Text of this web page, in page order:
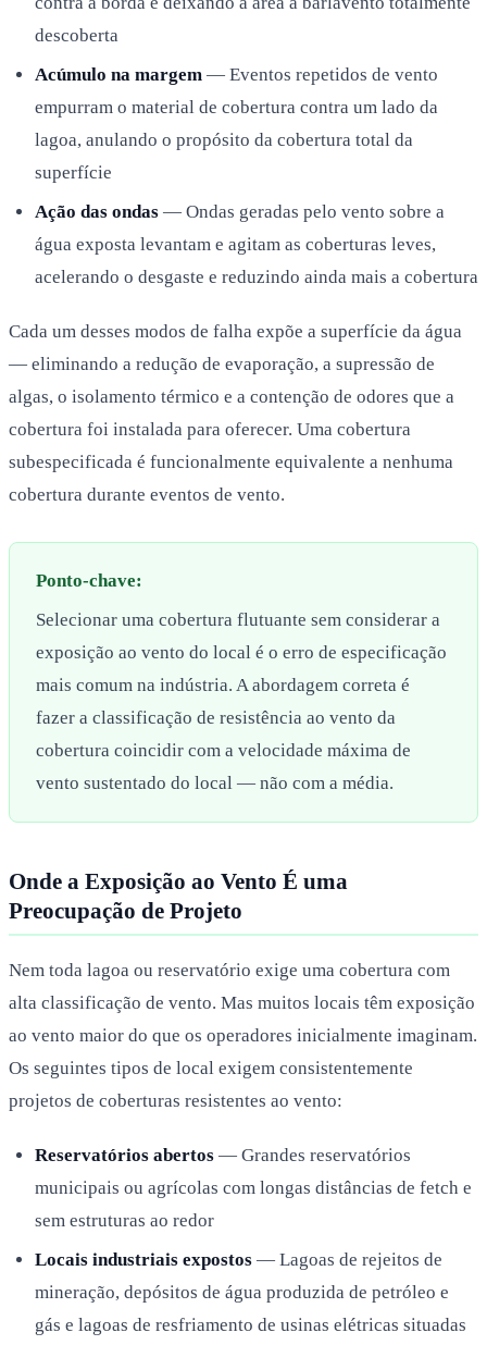
descoberta
Acúmulo na margem — Eventos repetidos de vento
empurram o material de cobertura contra um lado da
lagoa, anulando o propósito da cobertura total da
superfície
Ação das ondas — Ondas geradas pelo vento sobre a
água exposta levantam e agitam as coberturas leves,
acelerando o desgaste e reduzindo ainda mais a cobertura
Cada um desses modos de falha expõe a superfície da água
— eliminando a redução de evaporação, a supressão de
algas, o isolamento térmico e a contenção de odores que a
cobertura foi instalada para oferecer. Uma cobertura
subespecificada é funcionalmente equivalente a nenhuma
cobertura durante eventos de vento.
Ponto-chave:
Selecionar uma cobertura flutuante sem considerar a
exposição ao vento do local é o erro de especificação
mais comum na indústria. A abordagem correta é
fazer a classificação de resistência ao vento da
cobertura coincidir com a velocidade máxima de
vento sustentado do local — não com a média.
Onde a Exposição ao Vento É uma
Preocupação de Projeto
Nem toda lagoa ou reservatório exige uma cobertura com
alta classificação de vento. Mas muitos locais têm exposição
ao vento maior do que os operadores inicialmente imaginam.
Os seguintes tipos de local exigem consistentemente
projetos de coberturas resistentes ao vento:
Reservatórios abertos — Grandes reservatórios
municipais ou agrícolas com longas distâncias de fetch e
sem estruturas ao redor
Locais industriais expostos — Lagoas de rejeitos de
mineração, depósitos de água produzida de petróleo e
gás e lagoas de resfriamento de usinas elétricas situadas